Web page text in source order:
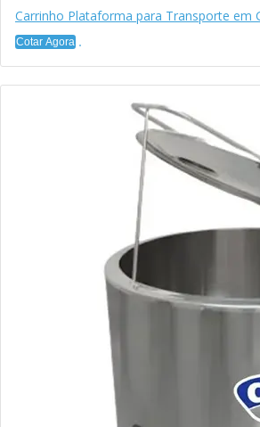
Carrinho Plataforma para Transporte em
Cotar Agora